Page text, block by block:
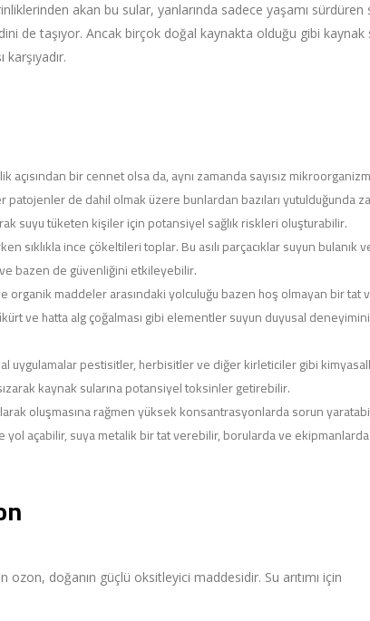
akan bu sular, yanlarında sadece yaşamı sürdüren
de taşıyor. Ancak birçok doğal kaynakta olduğu gibi kaynak
açısından bir cennet olsa da, aynı zamanda sayısız
de dahil olmak üzere bunlardan bazıları yutulduğunda
suyu tüketen kişiler için potansiyel sağlık riskleri oluşturabilir.
sıklıkla ince çökeltileri toplar. Bu asılı parçacıklar suyun bulanık
bazen de güvenliğini etkileyebilir.
organik maddeler arasındaki yolculuğu bazen hoş olmayan bir tat
ve hatta alg çoğalması gibi elementler suyun duyusal deneyimini
uygulamalar pestisitler, herbisitler ve diğer kirleticiler gibi
kaynak sularına potansiyel toksinler getirebilir.
oluşmasına rağmen yüksek konsantrasyonlarda sorun
yol açabilir, suya metalik bir tat verebilir, borularda ve ekipmanlarda
doğanın güçlü oksitleyici maddesidir. Su arıtımı için